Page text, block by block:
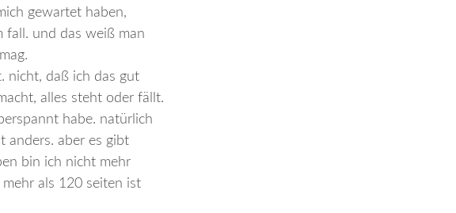
gewartet haben,
fall. und das weiß man
nicht, daß ich das gut
alles steht oder fällt.
habe. natürlich
anders. aber es gibt
bin ich nicht mehr
als 120 seiten ist